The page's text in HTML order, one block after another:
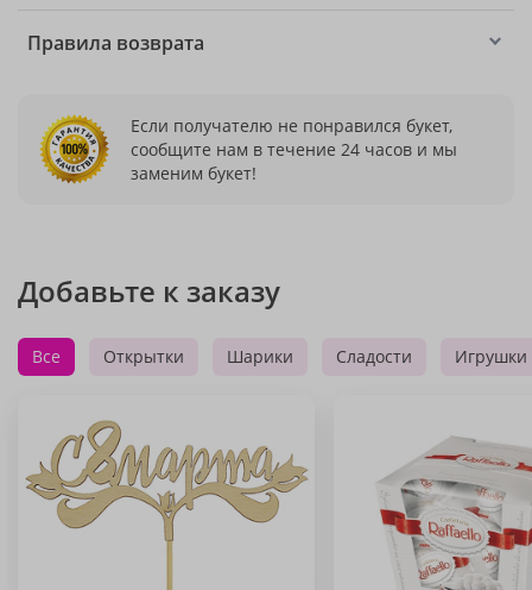
Правила возврата
Если получателю не понравился букет,
сообщите нам в течение 24 часов и мы
заменим букет!
Добавьте к заказу
Все Открытки Шарики Сладости Игрушки